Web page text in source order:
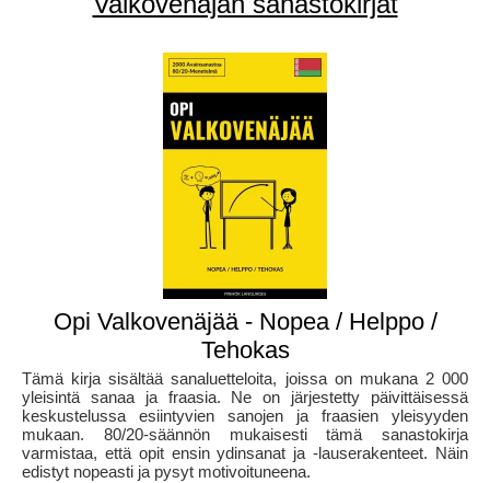
Opi Valkovenäjää - Nopea / Helppo /
Tehokas
Tämä kirja sisältää sanaluetteloita, joissa on mukana 2 000
yleisintä sanaa ja fraasia. Ne on järjestetty päivittäisessä
keskustelussa esiintyvien sanojen ja fraasien yleisyyden
mukaan. 80/20-säännön mukaisesti tämä sanastokirja
varmistaa, että opit ensin ydinsanat ja -lauserakenteet. Näin
edistyt nopeasti ja pysyt motivoituneena.